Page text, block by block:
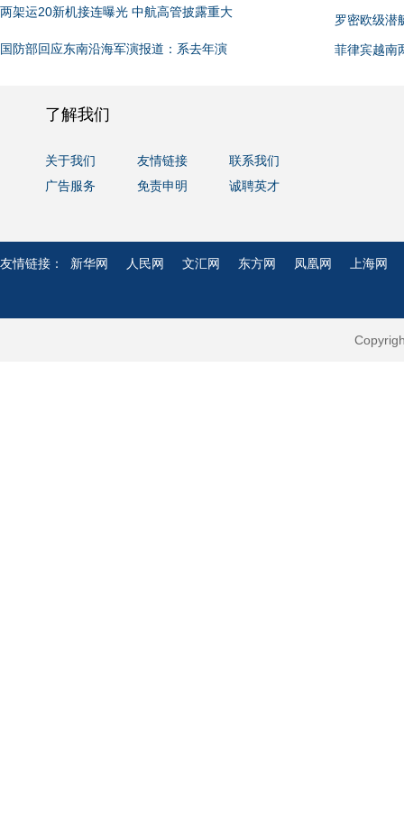
两架运20新机接连曝光 中航高管披露重大
国防部回应东南沿海军演报道：系去年演
罗密欧级潜
菲律宾越南
了解我们
关于我们 友情链接
联系我们
广告服务
免责申明 诚聘英才
友情链接： 新华网 人民网 文汇网 东方网 凤凰网 上海网